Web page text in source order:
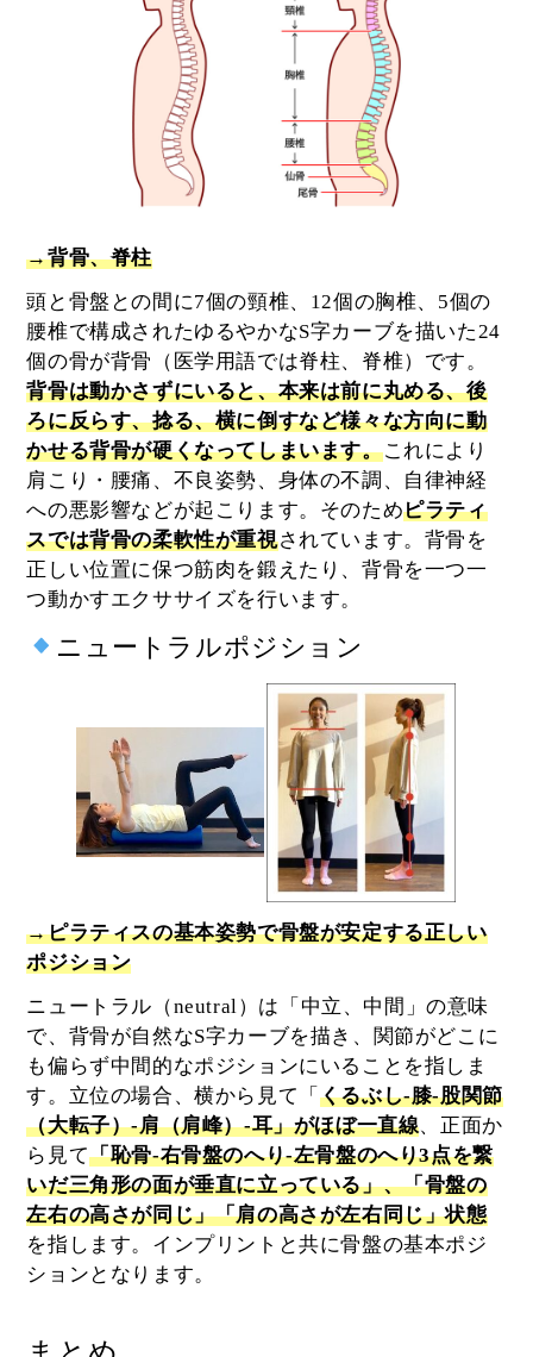
→背骨、脊柱
頭と骨盤との間に7個の頸椎、12個の胸椎、5個の
腰椎で構成されたゆるやかなS字カーブを描いた24
個の骨が背骨（医学用語では脊柱、脊椎）です。
背骨は動かさずにいると、本来は前に丸める、後
ろに反らす、捻る、横に倒すなど様々な方向に動
かせる背骨が硬くなってしまいます。これにより
肩こり・腰痛、不良姿勢、身体の不調、自律神経
への悪影響などが起こります。そのためピラティ
スでは背骨の柔軟性が重視されています。背骨を
正しい位置に保つ筋肉を鍛えたり、背骨を一つ一
つ動かすエクササイズを行います。
ニュートラルポジション
→ピラティスの基本姿勢で骨盤が安定する正しい
ポジション
ニュートラル（neutral）は「中立、中間」の意味
で、背骨が自然なS字カーブを描き、関節がどこに
も偏らず中間的なポジションにいることを指しま
す。立位の場合、横から見て「 くるぶし-膝-股関節
（大転子）-肩（肩峰）-耳」がほぼ一直線、正面か
ら見て「恥骨-右骨盤のへり-左骨盤のへり3点を繋
いだ三角形の面が垂直に立っている」、「骨盤の
左右の高さが同じ」「肩の高さが左右同じ」状態
を指します。インプリントと共に骨盤の基本ポジ
ションとなります。